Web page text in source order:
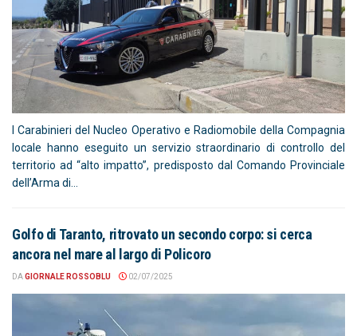
I Carabinieri del Nucleo Operativo e Radiomobile della Compagnia
locale hanno eseguito un servizio straordinario di controllo del
territorio ad “alto impatto”, predisposto dal Comando Provinciale
dell’Arma di...
Golfo di Taranto, ritrovato un secondo corpo: si cerca
ancora nel mare al largo di Policoro
DAGIORNALE ROSSOBLU 02/07/2025